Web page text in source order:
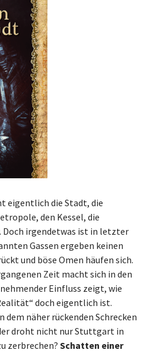
eigentlich die Stadt, die
den Kessel, die
Doch irgendetwas ist in letzter
Gassen ergeben keinen
und böse Omen häufen sich.
Zeit macht sich in den
Einfluss zeigt, wie
doch eigentlich ist.
näher rückenden Schrecken
droht nicht nur Stuttgart in
zerbrechen? Schatten einer